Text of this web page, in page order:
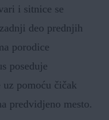
i sitnice se
deo prednjih
porodice
poseduje
uz pomoću čičak
predvidjeno mesto.